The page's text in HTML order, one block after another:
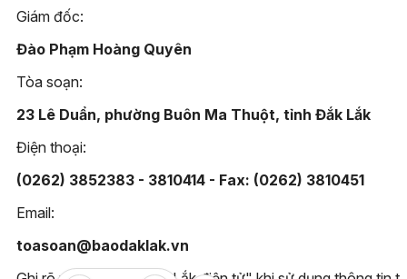
Giám đốc:
Đào Phạm Hoàng Quyên
Tòa soạn:
23 Lê Duẩn, phường Buôn Ma Thuột, tỉnh Đắk Lắk
Điện thoại:
(0262) 3852383 - 3810414 - Fax: (0262) 3810451
Email:
toasoan@baodaklak.vn